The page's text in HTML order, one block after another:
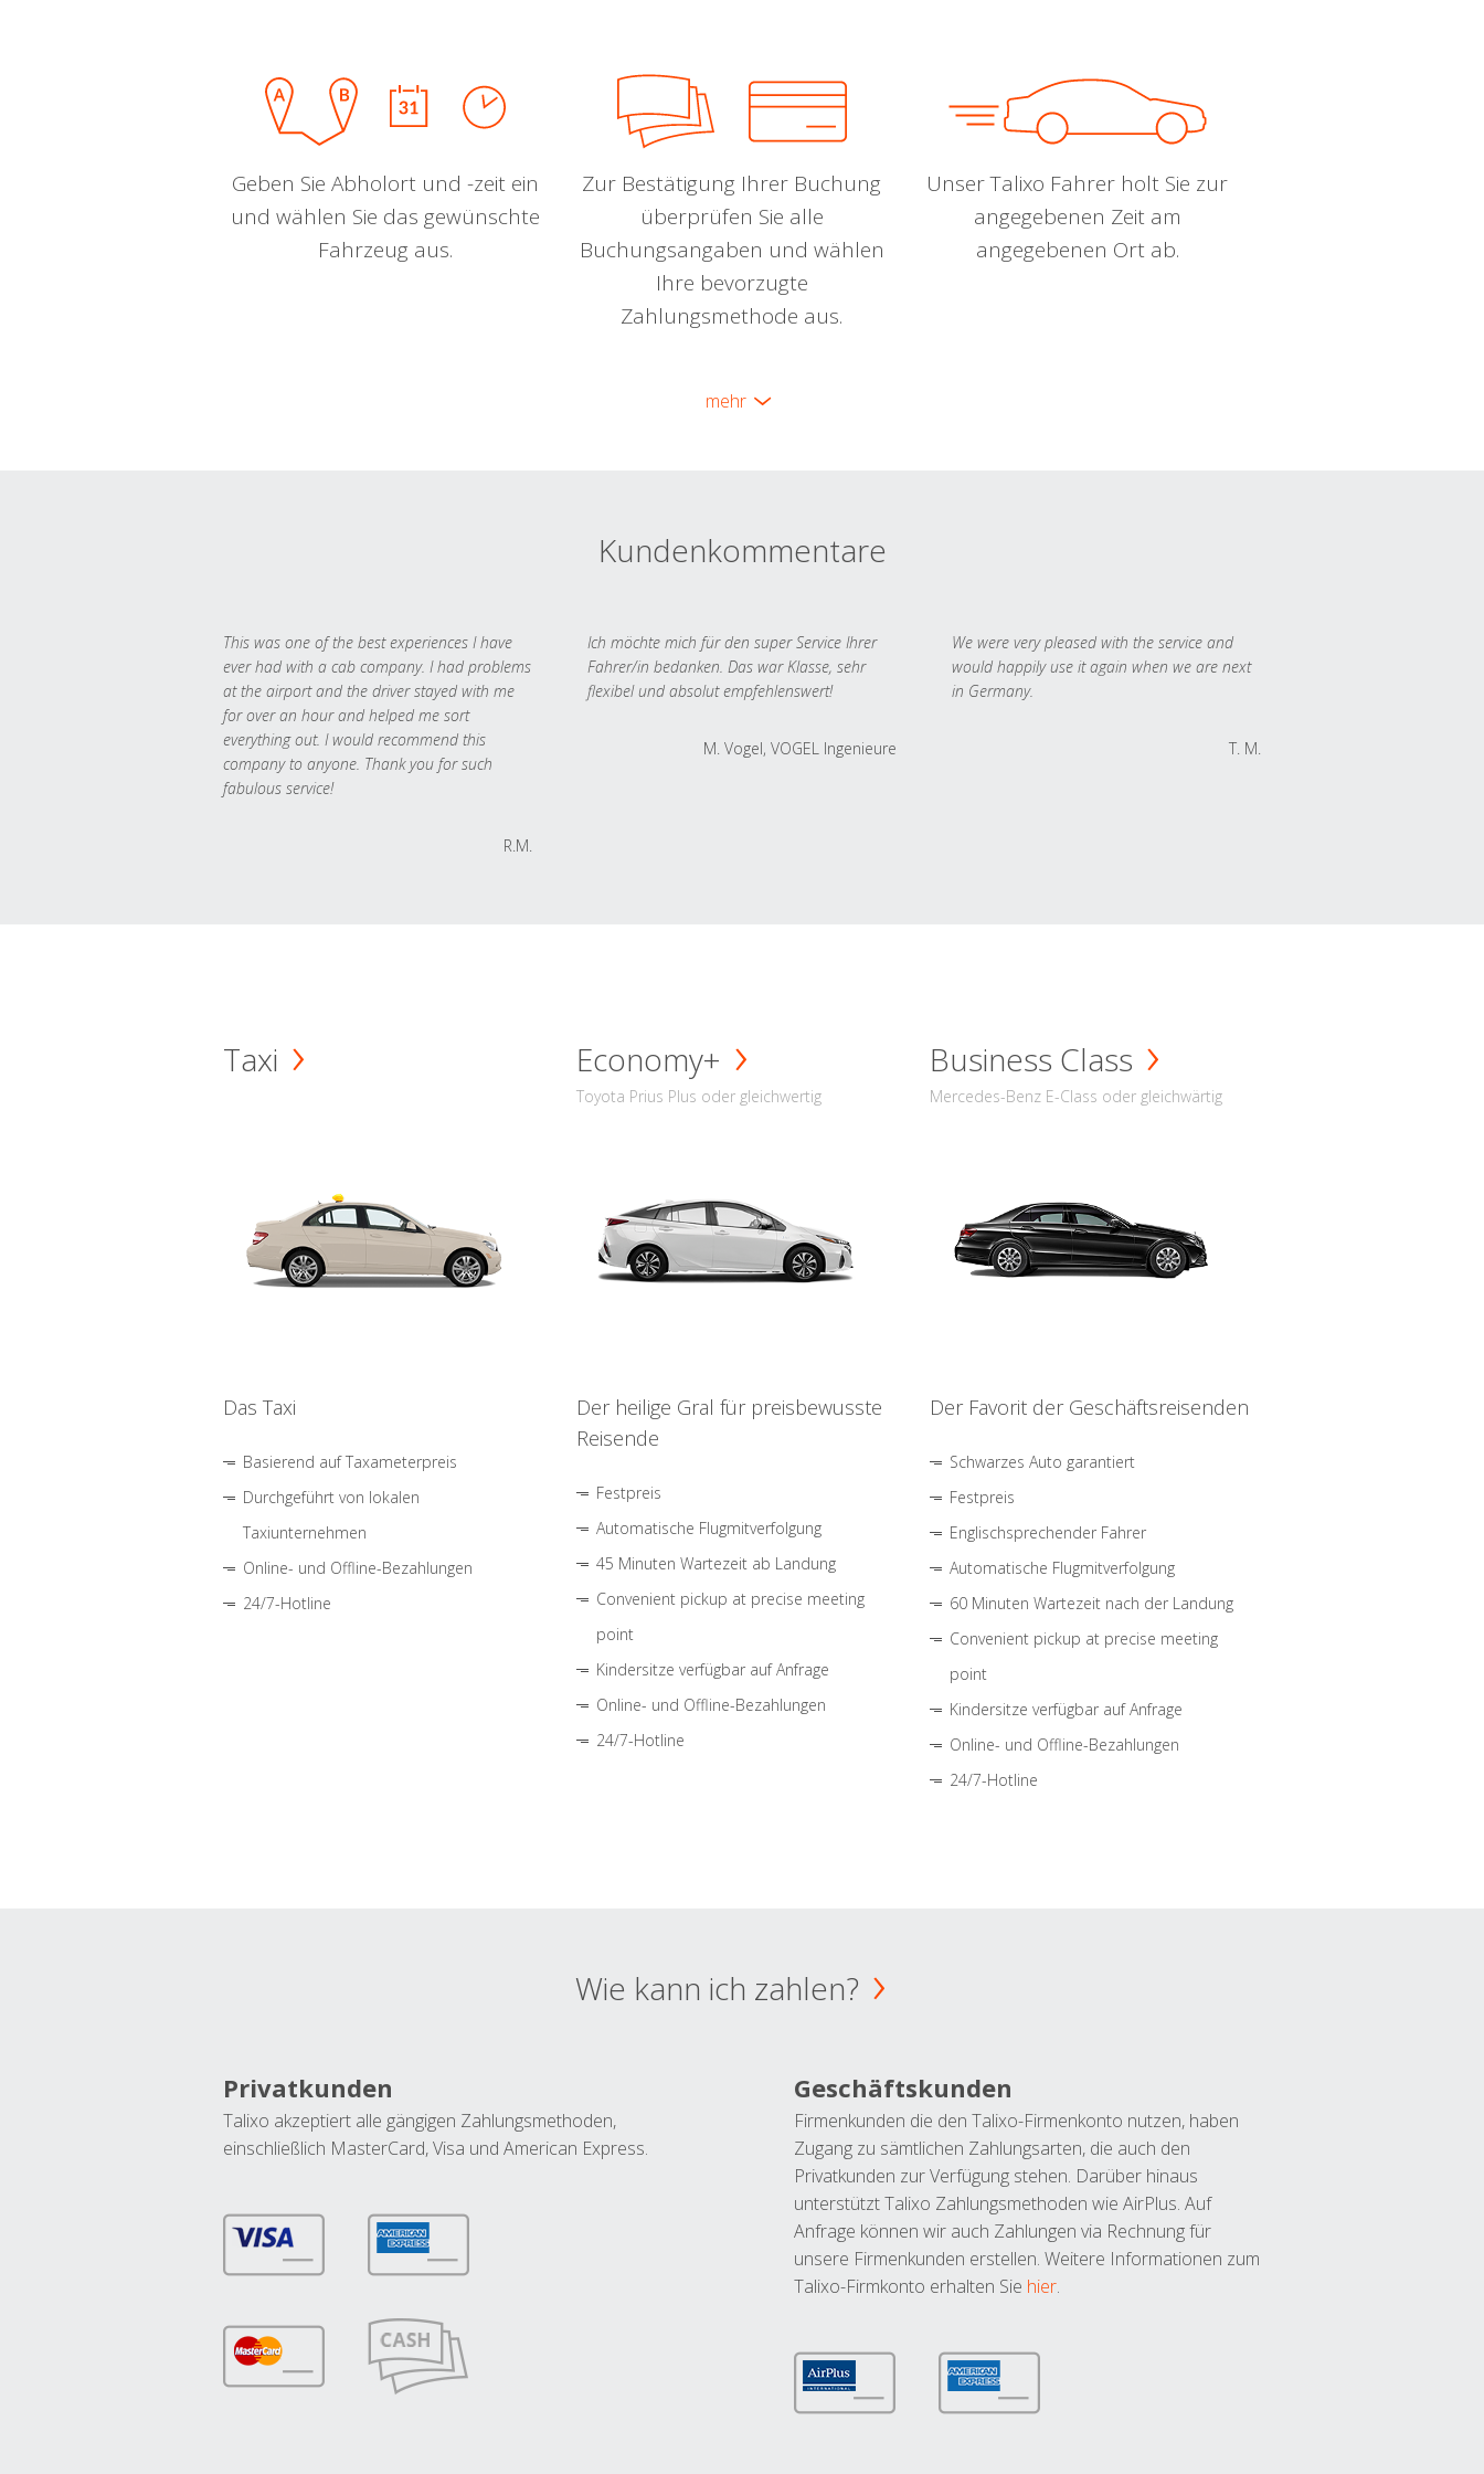
Geben Sie Abholort und -zeit ein
und wählen Sie das gewünschte
Fahrzeug aus.
Zur Bestätigung Ihrer Buchung
überprüfen Sie alle
Buchungsangaben und wählen
Ihre bevorzugte
Zahlungsmethode aus.
Unser Talixo Fahrer holt Sie zur
angegebenen Zeit am
angegebenen Ort ab.
mehr
Kundenkommentare
This was one of the best experiences I have
ever had with a cab company. I had problems
at the airport and the driver stayed with me
for over an hour and helped me sort
everything out. I would recommend this
company to anyone. Thank you for such
fabulous service!
R.M.
Ich möchte mich für den super Service Ihrer
Fahrer/in bedanken. Das war Klasse, sehr
flexibel und absolut empfehlenswert!
M. Vogel, VOGEL Ingenieure
We were very pleased with the service and
would happily use it again when we are next
in Germany.
T. M.
Taxi
Das Taxi
Basierend auf Taxameterpreis
Durchgeführt von lokalen
Taxiunternehmen
Online- und Offline-Bezahlungen
24/7-Hotline
Economy+
Toyota Prius Plus oder gleichwertig
Der heilige Gral für preisbewusste
Reisende
Festpreis
Automatische Flugmitverfolgung
45 Minuten Wartezeit ab Landung
Convenient pickup at precise meeting
point
Kindersitze verfügbar auf Anfrage
Online- und Offline-Bezahlungen
24/7-Hotline
Business Class
Mercedes-Benz E-Class oder gleichwärtig
Der Favorit der Geschäftsreisenden
Schwarzes Auto garantiert
Festpreis
Englischsprechender Fahrer
Automatische Flugmitverfolgung
60 Minuten Wartezeit nach der Landung
Convenient pickup at precise meeting
point
Kindersitze verfügbar auf Anfrage
Online- und Offline-Bezahlungen
24/7-Hotline
Wie kann ich zahlen?
Privatkunden
Talixo akzeptiert alle gängigen Zahlungsmethoden,
einschließlich MasterCard, Visa und American Express.
Geschäftskunden
Firmenkunden die den Talixo-Firmenkonto nutzen, haben
Zugang zu sämtlichen Zahlungsarten, die auch den
Privatkunden zur Verfügung stehen. Darüber hinaus
unterstützt Talixo Zahlungsmethoden wie AirPlus. Auf
Anfrage können wir auch Zahlungen via Rechnung für
unsere Firmenkunden erstellen. Weitere Informationen zum
Talixo-Firmkonto erhalten Sie hier.